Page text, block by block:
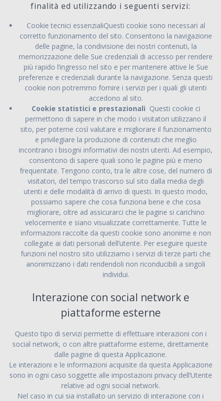
finalità ed utilizzando i seguenti servizi:
Cookie tecnici essenzialiQuesti cookie sono necessari al
corretto funzionamento del sito. Consentono la navigazione
delle pagine, la condivisione dei nostri contenuti, la
memorizzazione delle Sue credenziali di accesso per rendere
più rapido l’ingresso nel sito e per mantenere attive le Sue
preferenze e credenziali durante la navigazione. Senza questi
cookie non potremmo fornire i servizi per i quali gli utenti
accedono al sito.
Cookie statistici e prestazionali Questi cookie ci
permettono di sapere in che modo i visitatori utilizzano il
sito, per poterne così valutare e migliorare il funzionamento
e privilegiare la produzione di contenuti che meglio
incontrano i bisogni informativi dei nostri utenti. Ad esempio,
consentono di sapere quali sono le pagine più e meno
frequentate. Tengono conto, tra le altre cose, del numero di
visitatori, del tempo trascorso sul sito dalla media degli
utenti e delle modalità di arrivo di questi. In questo modo,
possiamo sapere che cosa funziona bene e che cosa
migliorare, oltre ad assicurarci che le pagine si carichino
velocemente e siano visualizzate correttamente. Tutte le
informazioni raccolte da questi cookie sono anonime e non
collegate ai dati personali dell’utente. Per eseguire queste
funzioni nel nostro sito utilizziamo i servizi di terze parti che
anonimizzano i dati rendendoli non riconducibili a singoli
individui.
Interazione con social network e
piattaforme esterne
Questo tipo di servizi permette di effettuare interazioni con i
social network, o con altre piattaforme esterne, direttamente
dalle pagine di questa Applicazione.
Le interazioni e le informazioni acquisite da questa Applicazione
sono in ogni caso soggette alle impostazioni privacy dell’Utente
relative ad ogni social network.
Nel caso in cui sia installato un servizio di interazione con i